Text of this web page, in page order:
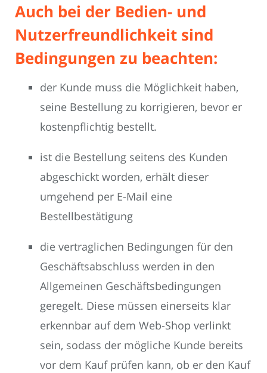
Auch bei der Bedien- und
Nutzerfreundlichkeit sind
Bedingungen zu beachten:
der Kunde muss die Möglichkeit haben,
seine Bestellung zu korrigieren, bevor er
kostenpflichtig bestellt.
ist die Bestellung seitens des Kunden
abgeschickt worden, erhält dieser
umgehend per E-Mail eine
Bestellbestätigung
die vertraglichen Bedingungen für den
Geschäftsabschluss werden in den
Allgemeinen Geschäftsbedingungen
geregelt. Diese müssen einerseits klar
erkennbar auf dem Web-Shop verlinkt
sein, sodass der mögliche Kunde bereits
vor dem Kauf prüfen kann, ob er den Kauf